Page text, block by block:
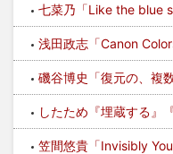
七菜乃「Like the blue
浅田政志「Canon
磯谷博史「復元の、複数
したため『埋蔵する』
笠間悠貴「Invisibly